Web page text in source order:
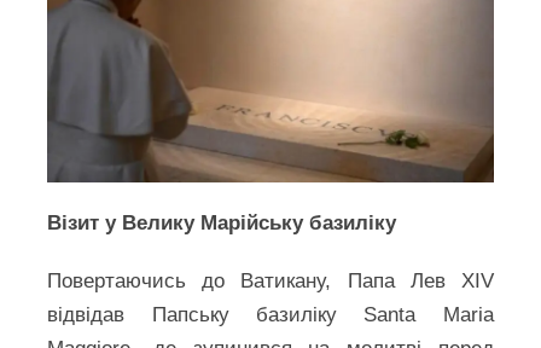
Візит у Велику Марійську базиліку
Повертаючись до Ватикану, Папа Лев XIV
відвідав Папську базиліку Santa Maria